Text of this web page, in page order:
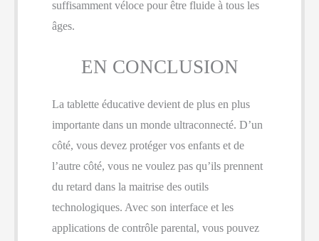
suffisamment véloce pour être fluide à tous les
âges.
EN CONCLUSION
La tablette éducative devient de plus en plus
importante dans un monde ultraconnecté. D’un
côté, vous devez protéger vos enfants et de
l’autre côté, vous ne voulez pas qu’ils prennent
du retard dans la maitrise des outils
technologiques. Avec son interface et les
applications de contrôle parental, vous pouvez